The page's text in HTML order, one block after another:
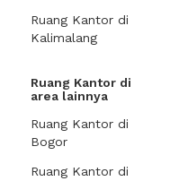
Ruang Kantor di
Kalimalang
Ruang Kantor di
area lainnya
Ruang Kantor di
Bogor
Ruang Kantor di